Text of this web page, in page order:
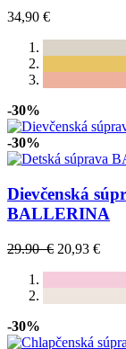
34,90 €
-30%
-30%
Dievčenská
BALLERINA
29.90 € 20,93 €
-30%